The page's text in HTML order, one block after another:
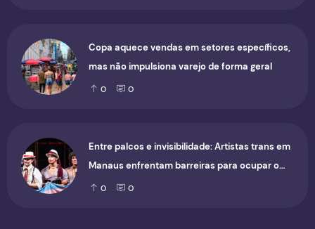
Copa aquece vendas em setores específicos,
mas não impulsiona varejo de forma geral
0 0
Entre palcos e invisibilidade: Artistas trans em
Manaus enfrentam barreiras para ocupar o
cenário cultural
0 0